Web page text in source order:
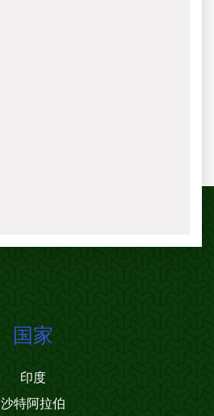
国家
印度
沙特阿拉伯